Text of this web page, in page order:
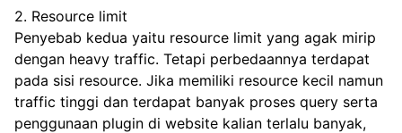
2. Resource limit
Penyebab kedua yaitu resource limit yang agak mirip
dengan heavy traffic. Tetapi perbedaannya terdapat
pada sisi resource. Jika memiliki resource kecil namun
traffic tinggi dan terdapat banyak proses query serta
penggunaan plugin di website kalian terlalu banyak,